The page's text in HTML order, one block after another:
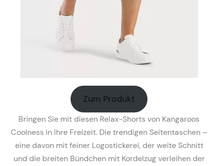
Zum Produkt
Bringen Sie mit diesen Relax-Shorts von Kangaroos
Coolness in Ihre Freizeit. Die trendigen Seitentaschen –
eine davon mit feiner Logostickerei, der weite Schnitt
und die breiten Bündchen mit Kordelzug verleihen der